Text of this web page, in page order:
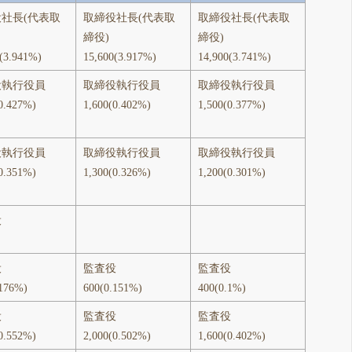
長(代表取
取締役社長(代表取
締役)
15,600(3.917%)
取締役社長(代表取
締役)
14,900(3.741%)
行役員
取締役執行役員
1,600(0.402%)
取締役執行役員
1,500(0.377%)
行役員
取締役執行役員
1,300(0.326%)
取締役執行役員
1,200(0.301%)
監査役
600(0.151%)
監査役
400(0.1%)
監査役
2,000(0.502%)
監査役
1,600(0.402%)